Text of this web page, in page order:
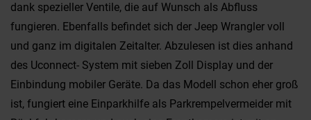
dank spezieller Ventile, die auf Wunsch als Abfluss
fungieren. Ebenfalls befindet sich der Jeep Wrangler voll
und ganz im digitalen Zeitalter. Abzulesen ist dies anhand
des Uconnect- System mit sieben Zoll Display und der
Einbindung mobiler Geräte. Da das Modell schon eher groß
ist, fungiert eine Einparkhilfe als Parkrempelvermeider mit